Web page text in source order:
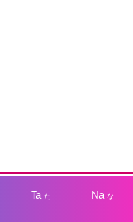
Taた Na な